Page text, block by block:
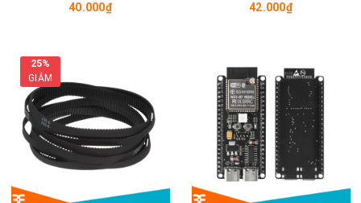
28 x 28mm
40.000₫ 42.000₫
25%
GIẢM